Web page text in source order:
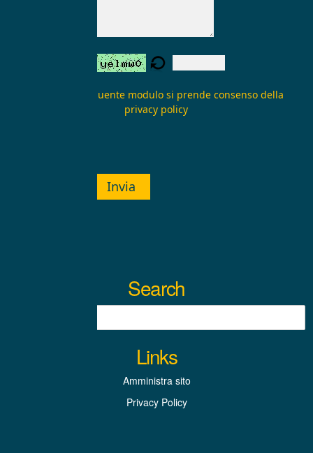
Inviando il seguente modulo si prende consenso della
privacy policy
Invia
Search
Links
Amministra sito
Privacy Policy